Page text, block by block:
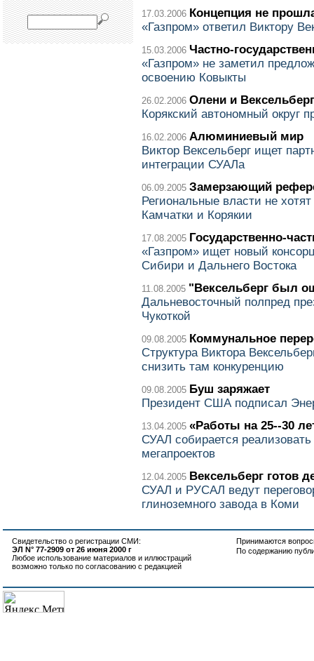
17.03.2006 Концепция не
«Газпром» ответил Виктору
15.03.2006 Частно-
«Газпром» не заметил
освоению Ковыкты
26.02.2006 Олени и Вексельберг
Корякский автономный округ
16.02.2006 Алюминиевый мир
Виктор Вексельберг ищет
интеграции СУАЛа
06.09.2005 Замерзающий
Региональные власти не
Камчатки и Корякии
17.08.2005 Государственно-
«Газпром» ищет новый
Сибири и Дальнего Востока
11.08.2005 "Вексельберг был
Дальневосточный полпред
Чукоткой
09.08.2005 Коммунальное
Структура Виктора
снизить там конкуренцию
09.08.2005 Буш заряжает
Президент США подписал
13.04.2005 «Работы на 25--30
СУАЛ собирается
мегапроектов
12.04.2005 Вексельберг готов
СУАЛ и РУСАЛ ведут
глиноземного завода в Коми
Свидетельство о регистрации СМИ:
ЭЛ N° 77-2909 от 26 июня 2000 г
Любое использование материалов и иллюстраций
возможно только по согласованию с редакцией
Принимаются
По содержанию